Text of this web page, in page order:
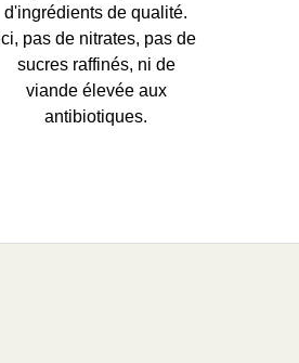
d'ingrédients de qualité.
Ici, pas de nitrates, pas de
sucres raffinés, ni de
viande élevée aux
antibiotiques.